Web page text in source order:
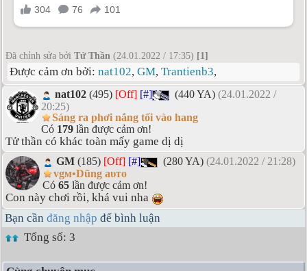
Đã chỉnh sửa bởi Tử Thần (24.01.2022 / 17:35) [1]
Được cảm ơn bởi: nat102, GM, Trantienb3,
nat102 (495) [Off] [#] (440 YA) (24.01.2022 /
20:25)
Sáng ra phơi nắng tối vào hang
Có 179 lần được cảm ơn!
Tử thần có khác toàn mấy game dị dị
GM (185) [Off] [#] (280 YA) (24.01.2022 / 21:28)
vgм•Dũng aυтo
Có 65 lần được cảm ơn!
Con này chơi rồi, khá vui nha
Bạn cần đăng nhập để bình luận
Tổng số: 3